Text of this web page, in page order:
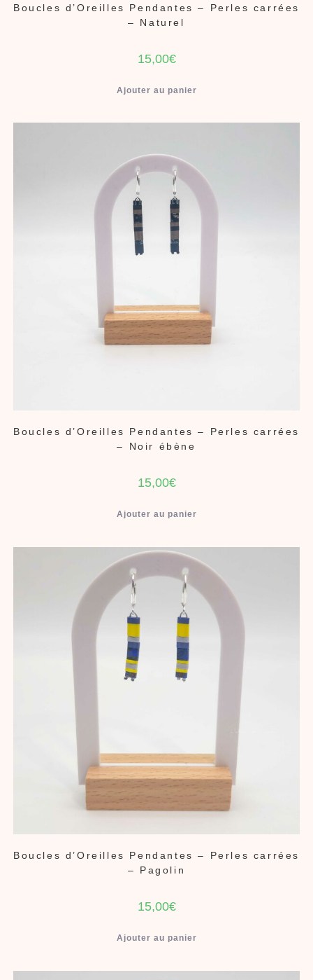
Boucles d’Oreilles Pendantes – Perles carrées
– Naturel
15,00€
Ajouter au panier
Boucles d’Oreilles Pendantes – Perles carrées
– Noir ébène
15,00€
Ajouter au panier
Boucles d’Oreilles Pendantes – Perles carrées
– Pagolin
15,00€
Ajouter au panier